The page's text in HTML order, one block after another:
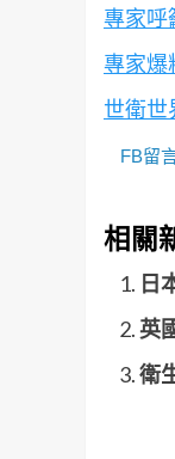
專家呼
專家爆
世衛世
FB留
相關
日
英
衛